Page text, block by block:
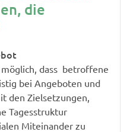
die
dass betroffene
bei Angeboten und
den Zielsetzungen,
Tagesstruktur
Miteinander zu